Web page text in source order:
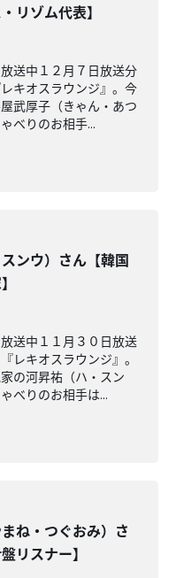
リゾム代表】
送中１２月７日放送分
キオスラウンジ』。今
武厚子（きゃん・あつ
べりのお相手...
ンウ）さん【韓国
送中１１月３０日放送
レキオスラウンジ』。
の河昇祐（ハ・スン
べりのお相手は...
ね・つぐおみ）さ
リスナー】